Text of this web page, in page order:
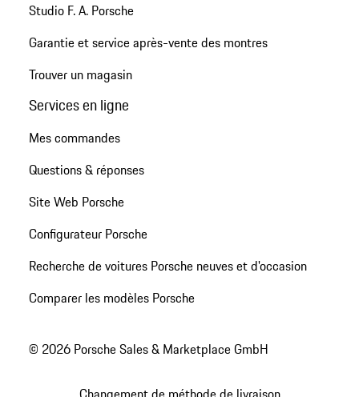
Studio F. A. Porsche
Garantie et service après-vente des montres
Trouver un magasin
Services en ligne
Mes commandes
Questions & réponses
Site Web Porsche
Configurateur Porsche
Recherche de voitures Porsche neuves et d'occasion
Comparer les modèles Porsche
© 2026 Porsche Sales & Marketplace GmbH